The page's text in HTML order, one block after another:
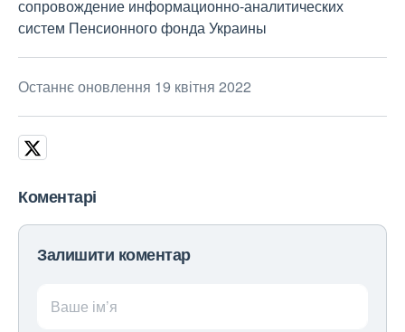
сопровождение информационно-аналитических
систем Пенсионного фонда Украины
Останнє оновлення 19 квітня 2022
Коментарі
Залишити коментар
Ваше ім’я